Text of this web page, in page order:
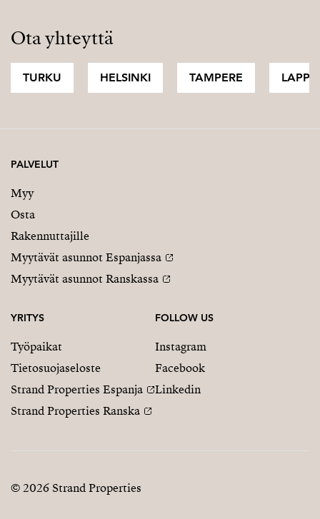
Ota yhteyttä
TURKU HELSINKI TAMPERE LAPPI
PALVELUT
Myy
Osta
Rakennuttajille
Myytävät asunnot Espanjassa
Myytävät asunnot Ranskassa
YRITYS
Työpaikat
Tietosuojaseloste
Strand Properties Espanja
Strand Properties Ranska
FOLLOW US
Instagram
Facebook
Linkedin
© 2026 Strand Properties